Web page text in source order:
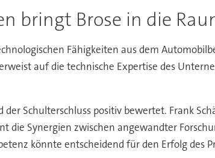
bringt Brose in die
Fähigkeiten aus dem
auf die technische Expertise des
Schulterschluss positiv bewertet. Frank
die Synergien zwischen angewandter
könnte entscheidend für den Erfolg des